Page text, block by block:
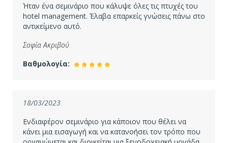
Ήταν ένα σεμινάριο που κάλυψε όλες τις πτυχές του
hotel management. Έλαβα επαρκείς γνώσεις πάνω στο
αντικείμενο αυτό.
Σοφία Ακριβού
Βαθμολογία:
18/03/2023
Ενδιαφέρον σεμινάριο για κάποιον που θέλει να
κάνει μια εισαγωγή και να κατανοήσει τον τρόπο που